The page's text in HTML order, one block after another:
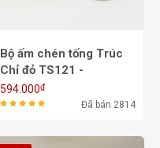
Bộ ấm chén tống Trúc
Chỉ đỏ TS121 -
200/350ml
594.000₫
Đã bán 2814